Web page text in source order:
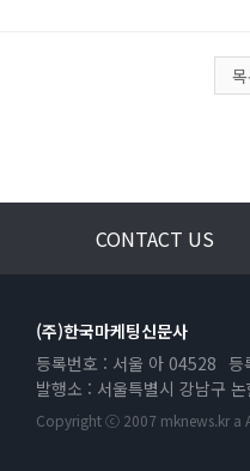
CONTACT US
(주)한국마케팅신문사
등록번호 : 서울 아 04528 등
발행소 : 서울특별시 강남구
Copyright ⓒ 2007 mknews.kr a